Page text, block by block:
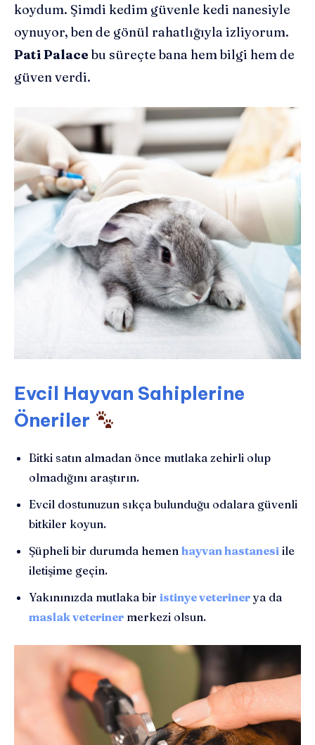
koydum. Şimdi kedim güvenle kedi nanesiyle
oynuyor, ben de gönül rahatlığıyla izliyorum.
Pati Palace bu süreçte bana hem bilgi hem de
güven verdi.
Evcil Hayvan Sahiplerine
Öneriler
Bitki satın almadan önce mutlaka zehirli olup
olmadığını araştırın.
Evcil dostunuzun sıkça bulunduğu odalara güvenli
bitkiler koyun.
Şüpheli bir durumda hemen hayvan hastanesi ile
iletişime geçin.
Yakınınızda mutlaka bir istinye veterinerya da
maslak veteriner merkezi olsun.